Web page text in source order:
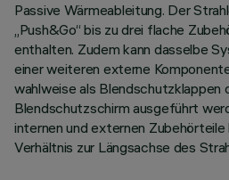
Passive Wärmeableitung. Der
„Push&Go“ bis zu drei flache
enthalten. Zudem kann dasselbe
einer weiteren externe
wahlweise als Blendschutzklappen
Blendschutzschirm ausgeführt
internen und externen Zubehörteile
Verhältnis zur Längsachse des